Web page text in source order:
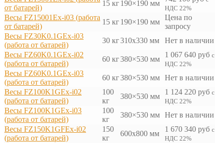
от батарей)
15 кг 190×190 мм
НДС 22%
Весы FZ15001Ex-i03 (работа
от батарей)
15 кг 190×190 мм
Цена по
запросу
Весы FZ30K0.1GEx-i03
(работа от батарей)
30 кг310х330 мм
Нет в наличии
Весы FZ60K0.1GEx-i02
(работа от батарей)
60 кг380×530 мм
1 067 640 руб с
НДС 22%
Весы FZ60K0.1GEx-i03
(работа от батарей)
60 кг380×530 мм Нет в наличии
Весы FZ100K1GEx-i02
(работа от батарей)
100
кг
380×530 мм
1 124 220 руб с
НДС 22%
Весы FZ100K1GEx-i03
(работа от батарей)
100
кг
380×530 мм Нет в наличии
Весы FZ150K1GFEx-i02
(работа от батарей)
150
кг
600x800 мм
1 670 340 руб с
НДС 22%